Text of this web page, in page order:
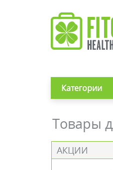
Категории
Товары
АКЦИИ